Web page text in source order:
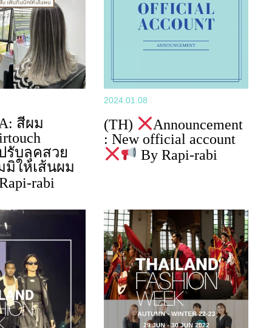
สีผม
รับลุคสวย
มิให้เส้นผม
rabi
2024.01.08
(TH)
Announcement
: New official account
By Rapi-rabi